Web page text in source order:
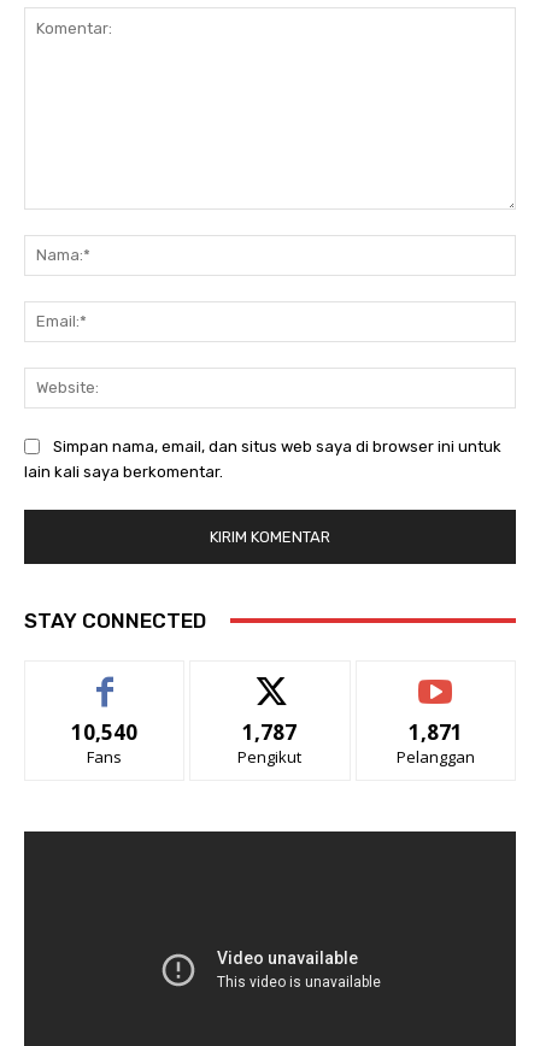
Simpan nama, email, dan situs web saya di browser ini untuk
lain kali saya berkomentar.
STAY CONNECTED
10,540
Fans
1,787
Pengikut
1,871
Pelanggan